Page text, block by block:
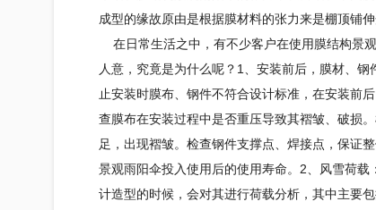
成型的缘故原由是根据膜材料的张力来是棚顶铺
在日常生活之中，有不少客户在使用膜结构景
人意，究竟是为什么呢？1、安装前后，膜材、
止安装时膜布、钢件不符合设计标准，在安装前
查膜布在安装过程中是否重压导致其褶皱、破损
足，出现褶皱。检查钢件支撑点、焊接点，保证
景观雨阳伞投入使用后的使用寿命。2、风雪荷
计造型的时候，会对其进行荷载分析，其中主要